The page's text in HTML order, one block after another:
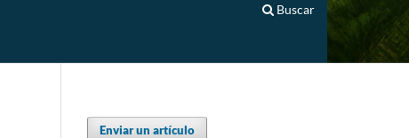
Buscar
Enviar un artículo